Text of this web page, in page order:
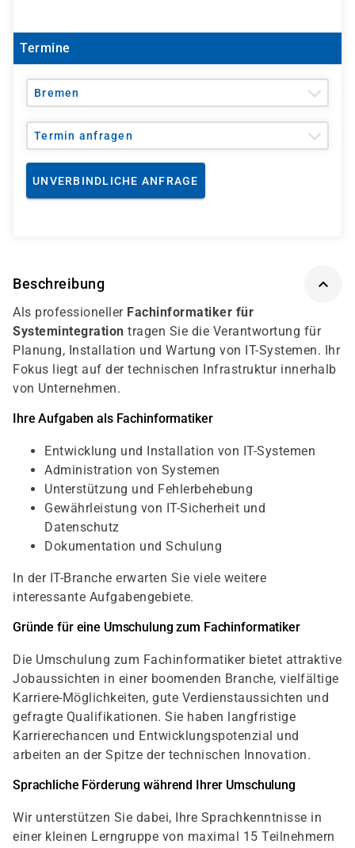
Termine
Bremen
Termin anfragen
UNVERBINDLICHE ANFRAGE
Beschreibung
Als professioneller Fachinformatiker für
Systemintegration tragen Sie die Verantwortung für
Planung, Installation und Wartung von IT-Systemen. Ihr
Fokus liegt auf der technischen Infrastruktur innerhalb
von Unternehmen.
Ihre Aufgaben als Fachinformatiker
Entwicklung und Installation von IT-Systemen
Administration von Systemen
Unterstützung und Fehlerbehebung
Gewährleistung von IT-Sicherheit und
Datenschutz
Dokumentation und Schulung
In der IT-Branche erwarten Sie viele weitere
interessante Aufgabengebiete.
Gründe für eine Umschulung zum Fachinformatiker
Die Umschulung zum Fachinformatiker bietet attraktive
Jobaussichten in einer boomenden Branche, vielfältige
Karriere-Möglichkeiten, gute Verdienstaussichten und
gefragte Qualifikationen. Sie haben langfristige
Karrierechancen und Entwicklungspotenzial und
arbeiten an der Spitze der technischen Innovation.
Sprachliche Förderung während Ihrer Umschulung
Wir unterstützen Sie dabei, Ihre Sprachkenntnisse in
einer kleinen Lerngruppe von maximal 15 Teilnehmern